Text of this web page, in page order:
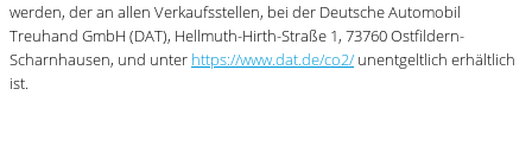
werden, der an allen Verkaufsstellen, bei der Deutsche Automobil
Treuhand GmbH (DAT), Hellmuth-Hirth-Straße 1, 73760 Ostfildern-
Scharnhausen, und unter https://www.dat.de/co2/unentgeltlich erhältlich
ist.